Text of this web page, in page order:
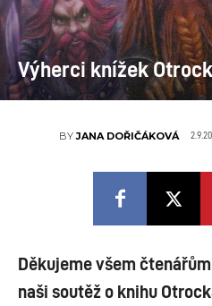
Výherci knížek
BY JANA DOŘIČÁKOVÁ
Děkujeme všem
naši soutěž o knihu